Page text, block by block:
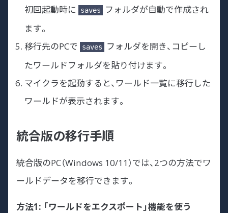
初回起動時に
saves
フォルダが自動で作成され
ます。
移行先のPCで
saves
フォルダを開き、コピーし
たワールドフォルダを貼り付けます。
マイクラを起動すると、ワールド一覧に移行した
ワールドが表示されます。
統合版の移行手順
統合版のPC（Windows 10/11）では、2つの方法でワ
ールドデータを移行できます。
方法1: 「ワールドをエクスポート」機能を使う